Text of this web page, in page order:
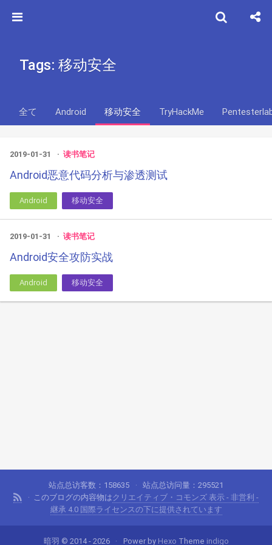
Tags: 移动安全
全て Android 移动安全 TryHackMe
2019-01-31 读书笔记
Android恶意代码分析与渗透测试
Android 移动安全
2019-01-31 读书笔记
Android安全攻防实战
Android 移动安全
站点总访客数： 158635 站点总访问量： 295521
このブログの内容物はクリエイティブ・コモンズ 表示 - 非営利 -
継承 4.0 国際ライセンスの下に提供されています
暗羽 © 2014 - 2026 Power by Hexo Theme indigo